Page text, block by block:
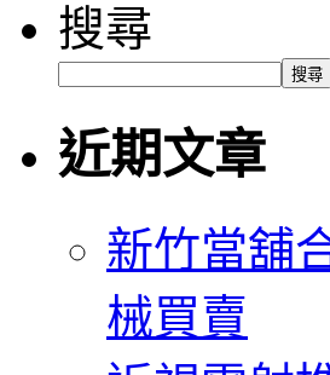
搜尋
搜尋
近期文章
新竹當舖
械買賣